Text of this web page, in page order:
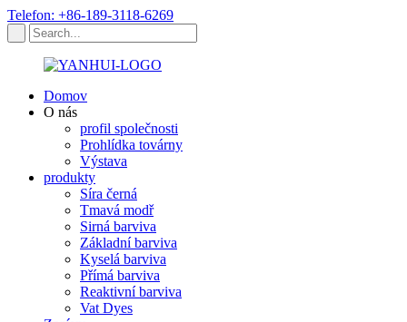
Telefon: +86-189-3118-6269
Domov
O nás
profil společnosti
Prohlídka továrny
Výstava
produkty
Síra černá
Tmavá modř
Sirná barviva
Základní barviva
Kyselá barviva
Přímá barviva
Reaktivní barviva
Vat Dyes